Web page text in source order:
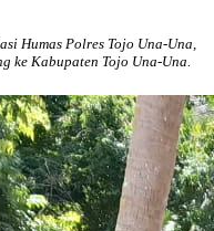
Humas Polres Tojo Una-Una,
Kabupaten Tojo Una-Una.